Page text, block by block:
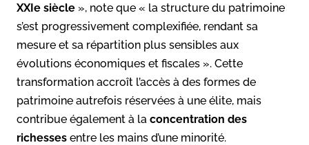
XXIe siècle », note que « la structure du patrimoine
s’est progressivement complexifiée, rendant sa
mesure et sa répartition plus sensibles aux
évolutions économiques et fiscales ». Cette
transformation accroît l’accès à des formes de
patrimoine autrefois réservées à une élite, mais
contribue également à la concentration des
richesses entre les mains d’une minorité.